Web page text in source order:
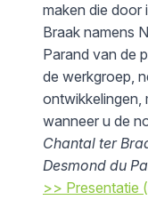
maken die door
Braak namens
Parand van de
de werkgroep,
ontwikkelingen,
wanneer u de
Chantal ter
Desmond du
>> Presentatie